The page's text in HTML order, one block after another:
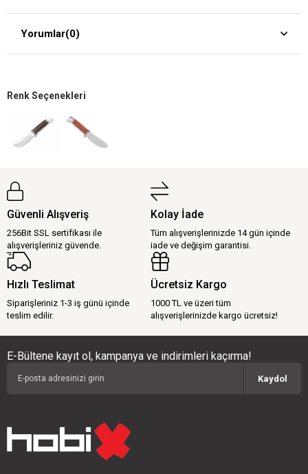
Yorumlar(0)
Renk Seçenekleri
Güvenli Alışveriş
256Bit SSL sertifikası ile
alışverişleriniz güvende.
Kolay İade
Tüm alışverişlerinizde 14 gün içinde
iade ve değişim garantisi.
Hızlı Teslimat
Siparişleriniz 1-3 iş günü içinde
teslim edilir.
Ücretsiz Kargo
1000 TL ve üzeri tüm
alışverişlerinizde kargo ücretsiz!
E-Bültene kayıt ol, kampanya ve indirimleri kaçırma!
Kaydol